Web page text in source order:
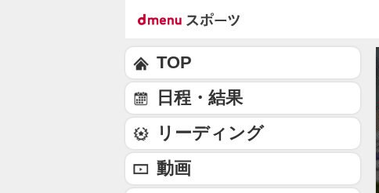
TOP
日程・結果
リーディング
動画